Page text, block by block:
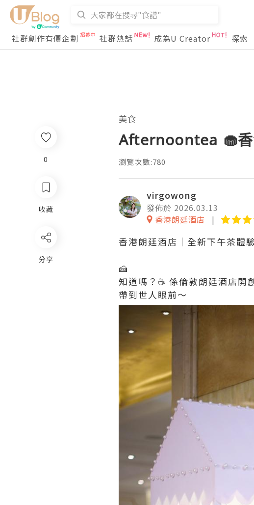
社群創作有價企劃
社群熱話 成為U Creator 探索
0
收藏
分享
美食
Afternoontea 🧁香
瀏覽次數:780
virgowong
發佈於 2026.03.13
香港朗廷酒店
香港朗廷酒店｜全新下午茶體
🍰
知道嗎？☕️ 係倫敦朗廷酒店
帶到世人眼前～